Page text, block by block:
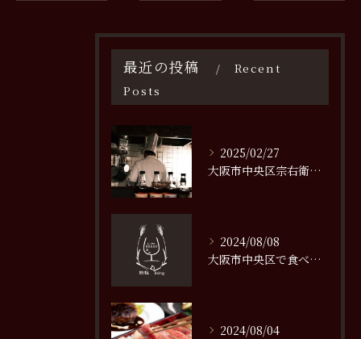
最近の投稿
Recent
Posts
2025/02/27
大阪市中央区宗右衛門町で味わう極上の鉄板焼き体験
2024/08/08
大阪市中央区で食べるべき絶品ステーキの名店特集
2024/08/04